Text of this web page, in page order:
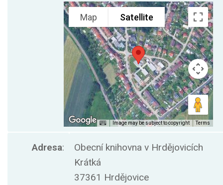
Adresa:
Obecní knihovna v Hrdějovicích
Krátká
37361 Hrdějovice